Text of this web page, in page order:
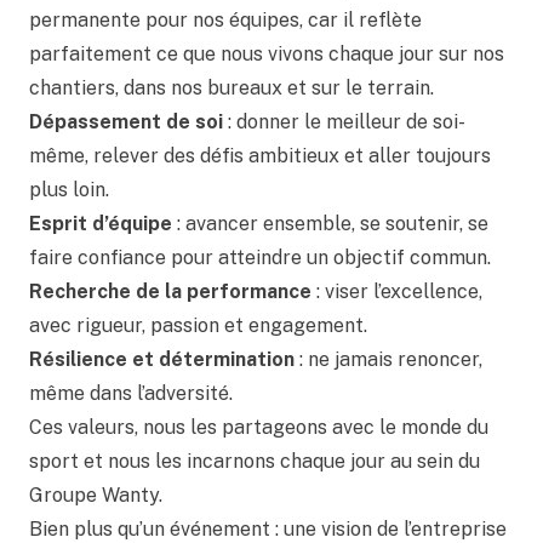
permanente pour nos équipes, car il reflète
parfaitement ce que nous vivons chaque jour sur nos
chantiers, dans nos bureaux et sur le terrain.
Dépassement de soi : donner le meilleur de soi-
même, relever des défis ambitieux et aller toujours
plus loin.
Esprit d’équipe : avancer ensemble, se soutenir, se
faire confiance pour atteindre un objectif commun.
Recherche de la performance : viser l’excellence,
avec rigueur, passion et engagement.
Résilience et détermination : ne jamais renoncer,
même dans l’adversité.
Ces valeurs, nous les partageons avec le monde du
sport et nous les incarnons chaque jour au sein du
Groupe Wanty.
Bien plus qu’un événement : une vision de l’entreprise